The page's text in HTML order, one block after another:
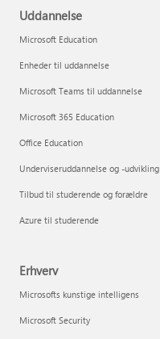
Uddannelse
Microsoft Education
Enheder til uddannelse
Microsoft Teams til uddannelse
Microsoft 365 Education
Office Education
Underviseruddannelse og -udvikling
Tilbud til studerende og forældre
Azure til studerende
Erhverv
Microsofts kunstige intelligens
Microsoft Security